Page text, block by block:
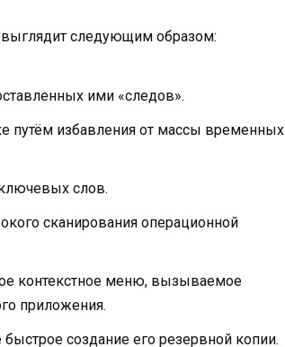
следующим образом:
ими «следов».
путём избавления от массы временных
слов.
сканирования операционной
контекстное меню, вызываемое
приложения.
создание его резервной копии.